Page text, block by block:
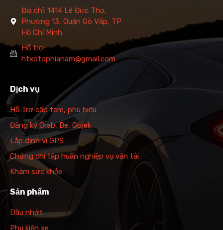
Địa chỉ: 1414 Lê Đức Thọ,
Phường 13, Quận Gò Vấp, TP
Hồ Chí Minh
Hỗ trợ:
htxotophianam@gmail.com
Dịch vụ
Hỗ Trợ cấp tem, phù hiệu
Đăng ký Grab, Be, Gojek
Lắp định vị GPS
Chứng chỉ tập huấn nghiệp vụ vận tải
Khám sức khỏe
Sản phẩm
Dầu nhớt
Phụ kiện xe